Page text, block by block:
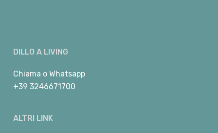
DILLO A LIVING
Chiama o Whatsapp
+39 3246671700
ALTRI LINK